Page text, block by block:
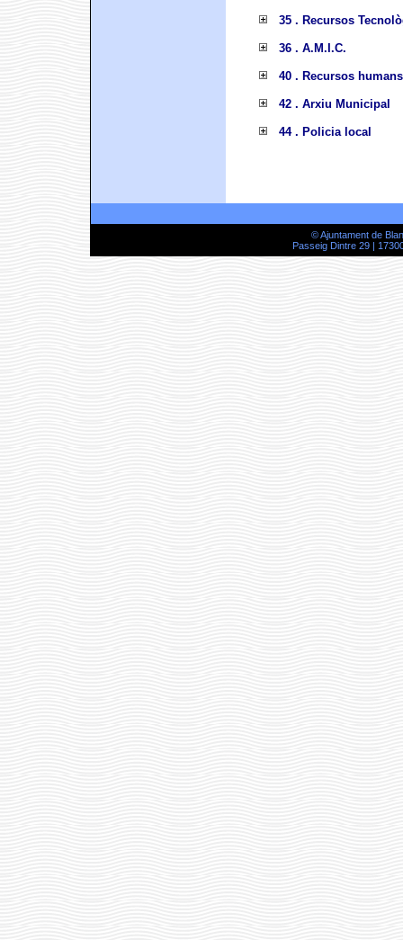
35 . Recursos
36 . A.M.I.C.
40 . Recursos humans
42 . Arxiu Municipal
44 . Policia local
© Ajuntament de
Passeig Dintre 29 |